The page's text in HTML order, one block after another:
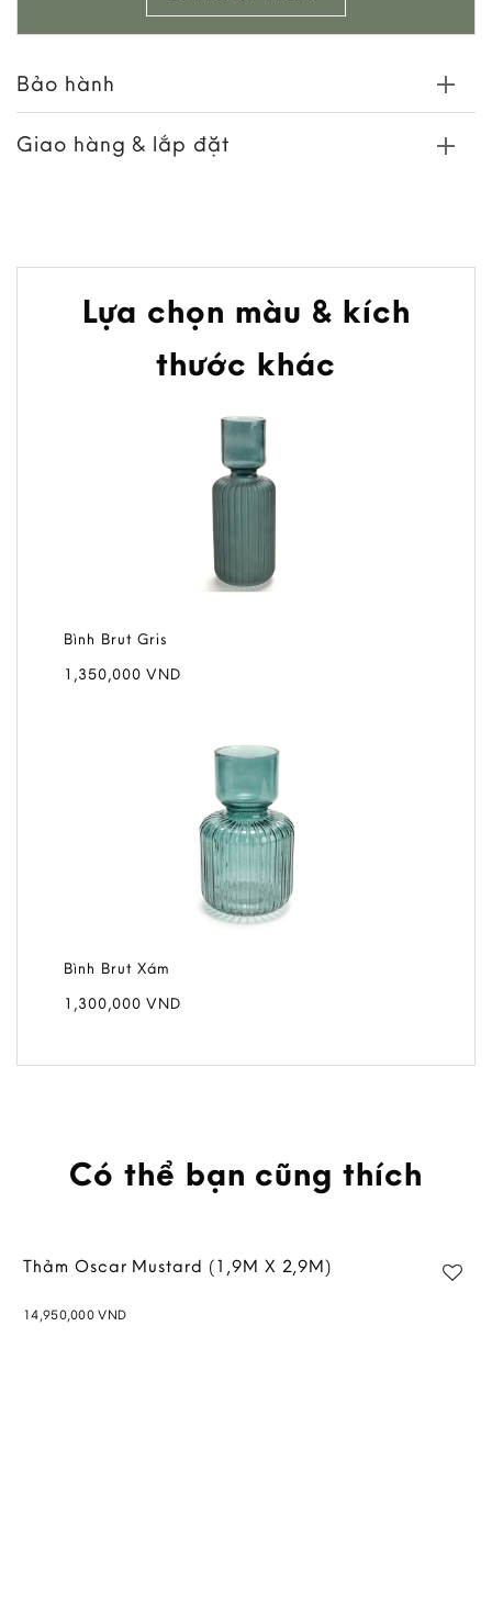
Bảo hành
Giao hàng & lắp đặt
Lựa chọn màu & kích
thước khác
Bình Brut Gris
1,350,000VND
Bình Brut Xám
1,300,000VND
Có thể bạn cũng thích
Thảm Oscar Mustard (1,9M X 2,9M)
14,950,000VND